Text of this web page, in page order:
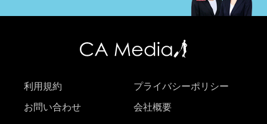
利用規約 プライバシーポリシー
お問い合わせ 会社概要